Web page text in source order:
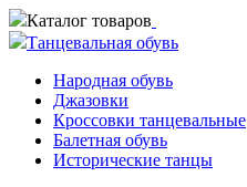
Каталог товаров
Танцевальная обувь
Народная обувь
Джазовки
Кроссовки танцевальные
Балетная обувь
Исторические танцы